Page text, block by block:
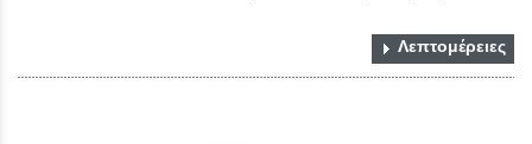
Λεπτομέρειες